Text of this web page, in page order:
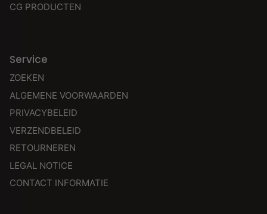
CG PRODUCTEN
Service
ZOEKEN
ALGEMENE VOORWAARDEN
PRIVACYBELEID
VERZENDBELEID
RETOURNEREN
LEGAL NOTICE
CONTACT INFORMATIE